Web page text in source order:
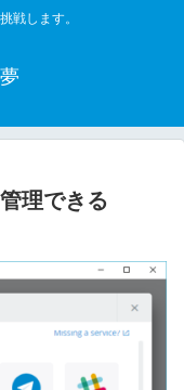
戦します。
理できる